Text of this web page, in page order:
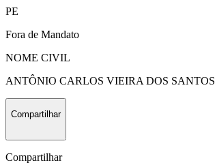
PE
Fora de Mandato
NOME CIVIL
ANTÔNIO CARLOS VIEIRA DOS SANTOS
Compartilhar
Compartilhar